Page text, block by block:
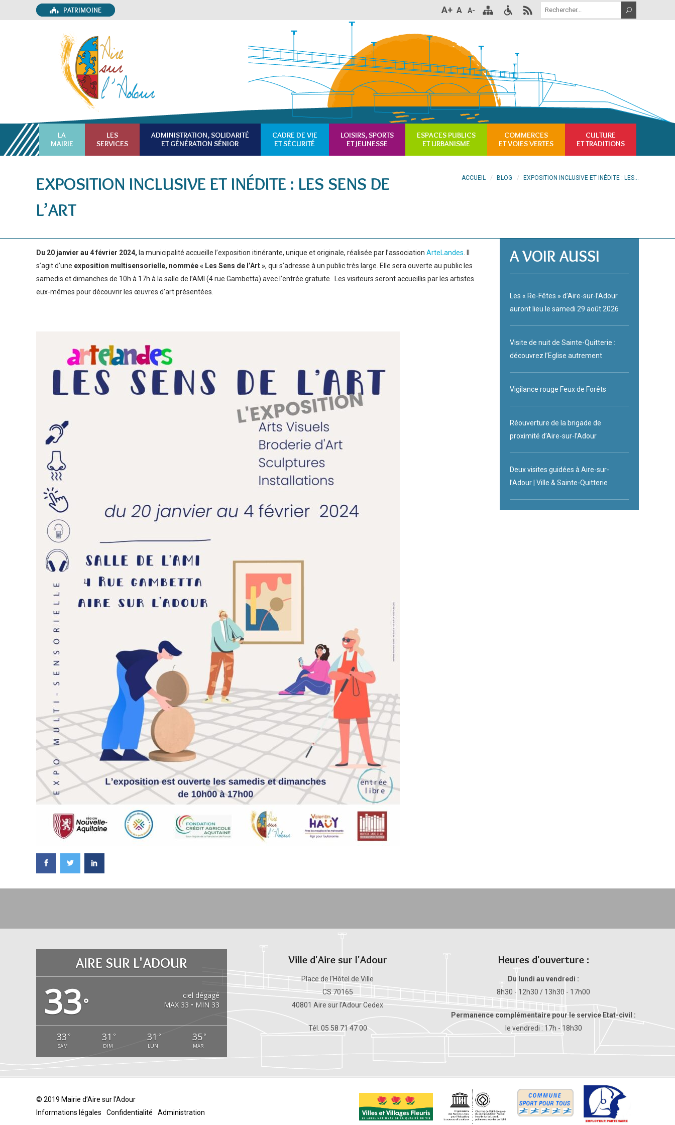
PATRIMOINE A+ A A-
LA
MAIRIE
LES
SERVICES
ADMINISTRATION, SOLIDARITÉ
ET GÉNÉRATION SÉNIOR
CADRE DE VIE
ET SÉCURITÉ
LOISIRS, SPORTS
ET JEUNESSE
ESPACES PUBLICS
ET URBANISME
COMMERCES
ET VOIES VERTES
CULTURE
ET TRADITIONS
EXPOSITION INCLUSIVE ET INÉDITE : LES SENS DE
L’ART
ACCUEIL BLOG EXPOSITION INCLUSIVE ET INÉDITE : LES...
Du 20 janvier au 4 février 2024, la municipalité accueille l’exposition itinérante, unique et originale, réalisée par l’association ArteLandes
s’agit d’une exposition multisensorielle, nommée « Les Sens de l’Art », qui s’adresse à un public très large. Elle sera ouverte au public les
samedis et dimanches de 10h à 17h à la salle de l’AMI (4 rue Gambetta) avec l’entrée gratuite. Les visiteurs seront accueillis par les artistes
eux-mêmes pour découvrir les œuvres d’art présentées.
A VOIR AUSSI
Les « Re-Fêtes » d’Aire-sur-l’Adour
auront lieu le samedi 29 août 2026
Visite de nuit de Sainte-Quitterie :
découvrez l’Eglise autrement
Vigilance rouge Feux de Forêts
Réouverture de la brigade de
proximité d’Aire-sur-l’Adour
Deux visites guidées à Aire-sur-
l’Adour | Ville & Sainte-Quitterie
AIRE SUR L'ADOUR
33°
ciel dégagé
MAX 33 • MIN 33
33 °
SAM
31 °
DIM
31 °
LUN
35 °
MAR
Ville d'Aire sur l'Adour
Place de l'Hôtel de Ville
CS 70165
40801 Aire sur l'Adour Cedex
Tél. 05 58 71 47 00
Heures d'ouverture :
Du lundi au vendredi :
8h30 - 12h30 / 13h30 - 17h00
Permanence complémentaire pour le service Etat-civil :
le vendredi : 17h - 18h30
© 2019 Mairie d’Aire sur l’Adour
Informations légales
Confidentialité Administration